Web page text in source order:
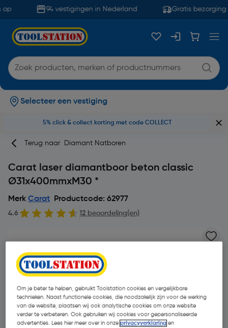
94 vestigingen in Nederland Gratis bezorging
Selecteer een vestiging
5% click & collect korting met code COLLECT
Terug naar Diamant Natboren
Carat laser diamantboor beton classic
Ø31x400mmxM30 *
Merk Carat Productcode: 62977
4.6 12 beoordeling(en)
Om je beter te helpen, gebruikt Toolstation cookies en vergelijkbare
technieken. Naast functionele cookies, die noodzakelijk zijn voor de werking
van de website, plaatsen wij ook analytische cookies om onze website
verder te verbeteren. Ook gebruiken wij cookies voor gepersonaliseerde
advertenties. Lees hier meer over in onzeprivacyverklaring en